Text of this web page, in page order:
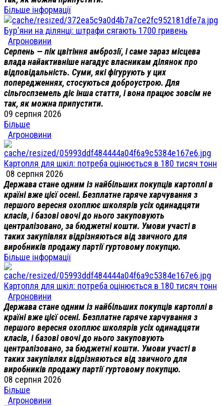
Більше інформації
Бур'яни на ділянці: штрафи сягають 1700 гривень
Агроновини
Серпень — пік цвітіння амброзії, і саме зараз місцева
влада найактивніше нагадує власникам ділянок про
відповідальність. Суми, які фігурують у цих
попередженнях, стосуються доброустрою. Для
сільгоспземель діє інша стаття, і вона працює зовсім не
так, як можна припустити.
09 серпня 2026
Більше
Агроновини
Картопля для шкіл: потреба оцінюється в 180 тисяч тонн
08 серпня 2026
Держава стане одним із найбільших покупців картоплі в
країні вже цієї осені. Безплатне гаряче харчування з
першого вересня охоплює школярів усіх одинадцяти
класів, і базові овочі до нього закуповують
централізовано, за бюджетні кошти. Умови участі в
таких закупівлях відрізняються від звичного для
виробників продажу партії гуртовому покупцю.
Більше інформації
Картопля для шкіл: потреба оцінюється в 180 тисяч тонн
Агроновини
Держава стане одним із найбільших покупців картоплі в
країні вже цієї осені. Безплатне гаряче харчування з
першого вересня охоплює школярів усіх одинадцяти
класів, і базові овочі до нього закуповують
централізовано, за бюджетні кошти. Умови участі в
таких закупівлях відрізняються від звичного для
виробників продажу партії гуртовому покупцю.
08 серпня 2026
Більше
Агроновини